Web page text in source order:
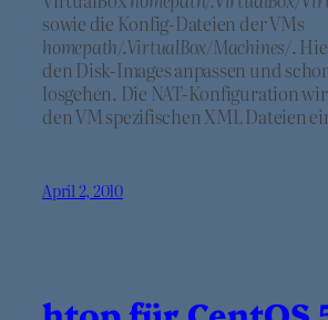
sowie die Konfig-Dateien der VMs
homepath/.VirtualBox/Machines/.
den Disk-Images anpassen und
losgehen. Die NAT-Konfiguration
den VM spezifischen XML Dateien
April 2, 2010